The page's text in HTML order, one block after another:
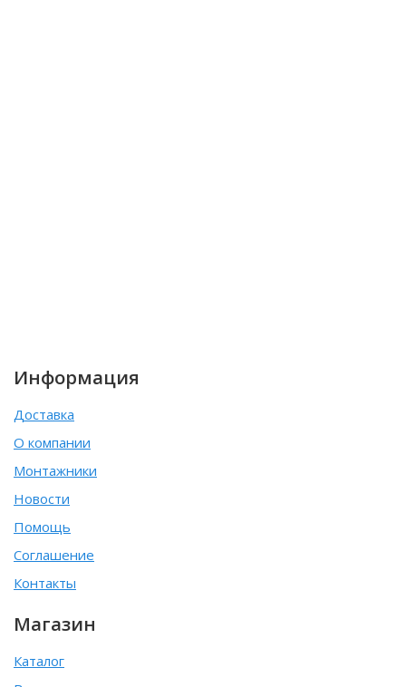
Информация
Доставка
О компании
Монтажники
Новости
Помощь
Соглашение
Контакты
Магазин
Каталог